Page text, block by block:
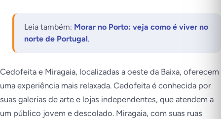
Leia também: Morar no Porto: veja como é viver no
norte de Portugal.
Cedofeita e Miragaia, localizadas a oeste da Baixa, oferecem
uma experiência mais relaxada. Cedofeita é conhecida por
suas galerias de arte e lojas independentes, que atendem a
um público jovem e descolado. Miragaia, com suas ruas